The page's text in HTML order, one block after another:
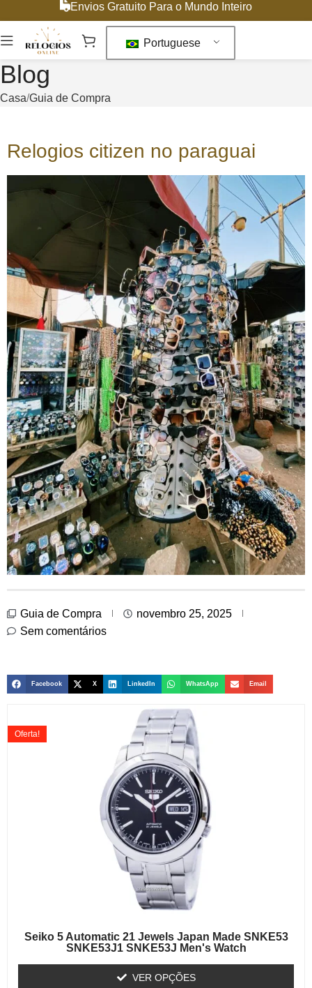
Envios Gratuito Para o Mundo Inteiro
Portuguese
Blog
Casa Guia de Compra
Relogios citizen no paraguai
Guia de Compra
novembro 25, 2025
Sem comentários
Facebook X LinkedIn WhatsApp Email
Seiko 5 Automatic 21 Jewels Japan Made SNKE53
SNKE53J1 SNKE53J Men's Watch
Oferta!
VER OPÇÕES